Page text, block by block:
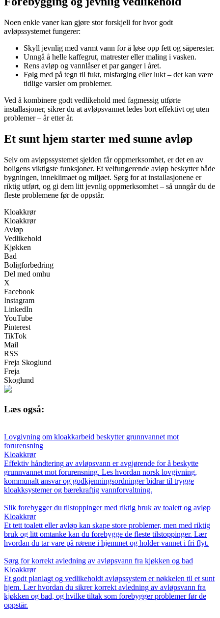
Noen enkle vaner kan gjøre stor forskjell for hvor godt
avløpssystemet fungerer:
Skyll jevnlig med varmt vann for å løse opp fett og såperester.
Unngå å helle kaffegrut, matrester eller maling i vasken.
Rens avløp og vannlåser et par ganger i året.
Følg med på tegn til fukt, misfarging eller lukt – det kan være
tidlige varsler om problemer.
Ved å kombinere godt vedlikehold med fagmessig utførte
installasjoner, sikrer du at avløpsvannet ledes bort effektivt og uten
problemer – år etter år.
Et sunt hjem starter med sunne avløp
Selv om avløpssystemet sjelden får oppmerksomhet, er det en av
boligens viktigste funksjoner. Et velfungerende avløp beskytter både
bygningen, inneklimaet og miljøet. Sørg for at installasjonene er
riktig utført, og gi dem litt jevnlig oppmerksomhet – så unngår du de
fleste problemene før de oppstår.
Kloakkrør
Kloakkrør
Avløp
Vedlikehold
Kjøkken
Bad
Boligforbedring
Del med omhu
X
Facebook
Instagram
LinkedIn
YouTube
Pinterest
TikTok
Mail
RSS
Freja Skoglund
Freja
Skoglund
Læs også:
Lovgivning om kloakkarbeid beskytter grunnvannet mot
forurensning
Kloakkrør
Effektiv håndtering av avløpsvann er avgjørende for å beskytte
grunnvannet mot forurensning. Les hvordan norsk lovgivning,
kommunalt ansvar og godkjenningsordninger bidrar til trygge
kloakksystemer og bærekraftig vannforvaltning.
Slik forebygger du tilstoppinger med riktig bruk av toalett og avløp
Kloakkrør
Et tett toalett eller avløp kan skape store problemer, men med riktig
bruk og litt omtanke kan du forebygge de fleste tilstoppinger. Lær
hvordan du tar vare på rørene i hjemmet og holder vannet i fri flyt.
Sørg for korrekt avledning av avløpsvann fra kjøkken og bad
Kloakkrør
Et godt planlagt og vedlikeholdt avløpssystem er nøkkelen til et sunt
hjem. Lær hvordan du sikrer korrekt avledning av avløpsvann fra
kjøkken og bad, og hvilke tiltak som forebygger problemer før de
oppstår.